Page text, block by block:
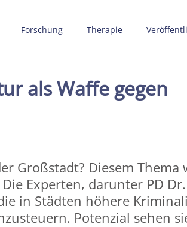
Forschung Therapie
als Waffe gegen
Großstadt? Diesem Thema
Experten, darunter PD
in Städten höhere
Potenzial sehen